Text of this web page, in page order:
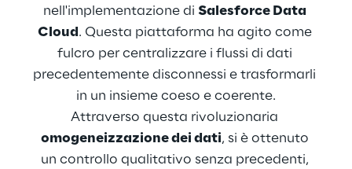
nell'implementazione di Salesforce Data
Cloud . Questa piattaforma ha agito come
fulcro per centralizzare i flussi di dati
precedentemente disconnessi e trasformarli
in un insieme coeso e coerente.
Attraverso questa rivoluzionaria
omogeneizzazione dei dati, si è ottenuto
un controllo qualitativo senza precedenti,